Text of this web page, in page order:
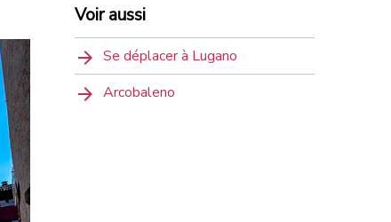
Voir aussi
Se déplacer à Lugano
Arcobaleno